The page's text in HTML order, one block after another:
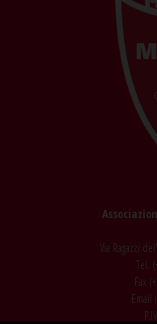
Via Ragazzi
Tel.
Fax
Email